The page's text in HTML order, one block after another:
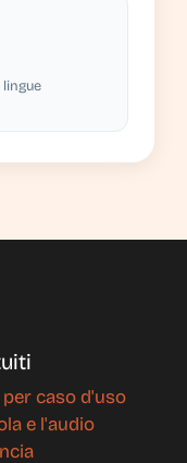
caso d'uso
e l'audio